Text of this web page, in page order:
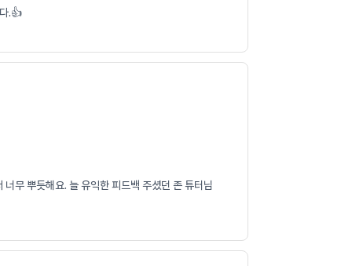
.👍
무 뿌듯해요. 늘 유익한 피드백 주셨던 존 튜터님